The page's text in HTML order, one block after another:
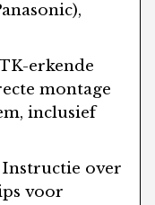
erkende
montage
inclusief
Instructie over
voor